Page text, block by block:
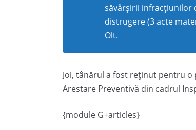
săvârșirii infracțiunilor
distrugere (3 acte
Olt.
Joi, tânărul a fost reținut pentru o
Arestare Preventivă din cadrul
{module G+articles}